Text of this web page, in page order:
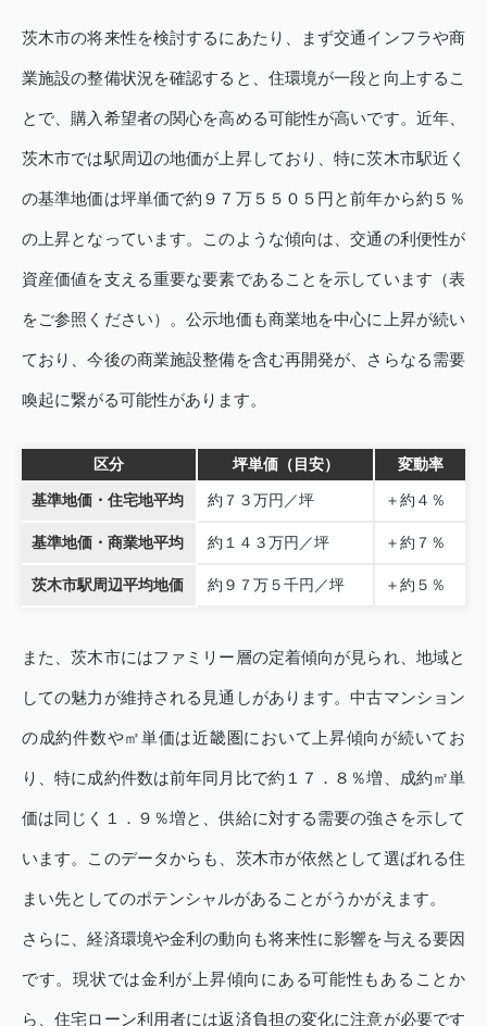
茨木市の将来性を検討するにあたり、まず交通インフラや商
業施設の整備状況を確認すると、住環境が一段と向上するこ
とで、購入希望者の関心を高める可能性が高いです。近年、
茨木市では駅周辺の地価が上昇しており、特に茨木市駅近く
の基準地価は坪単価で約９７万５５０５円と前年から約５％
の上昇となっています。このような傾向は、交通の利便性が
資産価値を支える重要な要素であることを示しています（表
をご参照ください）。公示地価も商業地を中心に上昇が続い
ており、今後の商業施設整備を含む再開発が、さらなる需要
喚起に繋がる可能性があります。
区分 坪単価（目安） 変動率
基準地価・住宅地平均 約７３万円／坪 ＋約４％
基準地価・商業地平均 約１４３万円／坪 ＋約７％
茨木市駅周辺平均地価 約９７万５千円／坪 ＋約５％
また、茨木市にはファミリー層の定着傾向が見られ、地域と
しての魅力が維持される見通しがあります。中古マンション
の成約件数や㎡単価は近畿圏において上昇傾向が続いてお
り、特に成約件数は前年同月比で約１７．８％増、成約㎡単
価は同じく１．９％増と、供給に対する需要の強さを示して
います。このデータからも、茨木市が依然として選ばれる住
まい先としてのポテンシャルがあることがうかがえます。
さらに、経済環境や金利の動向も将来性に影響を与える要因
です。現状では金利が上昇傾向にある可能性もあることか
ら、住宅ローン利用者には返済負担の変化に注意が必要です